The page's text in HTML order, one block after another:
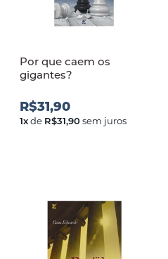
Por que caem os
gigantes?
R$31,90
1xde R$31,90sem juros